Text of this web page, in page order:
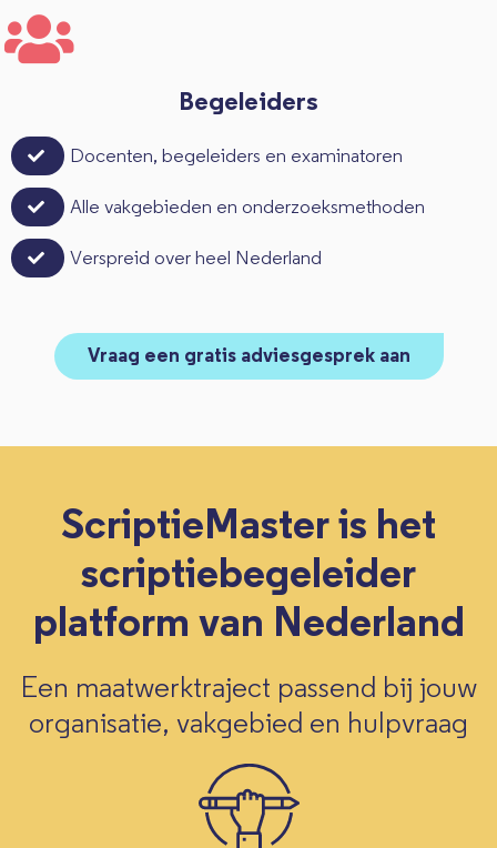
Begeleiders
Docenten, begeleiders en examinatoren
Alle vakgebieden en onderzoeksmethoden
Verspreid over heel Nederland
Vraag een gratis adviesgesprek aan
ScriptieMaster is het
scriptiebegeleider
platform van Nederland
Een maatwerktraject passend bij jouw
organisatie, vakgebied en hulpvraag